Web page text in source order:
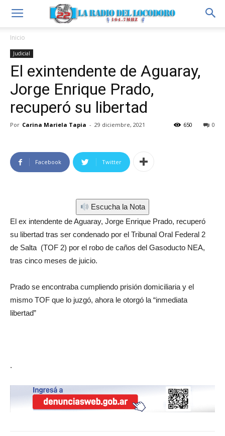
Inicio
Judicial
El exintendente de Aguaray,
Jorge Enrique Prado,
recuperó su libertad
Por Carina Mariela Tapia - 29 diciembre, 2021 0
650
Facebook Twitter
Escucha la Nota
El ex intendente de Aguaray, Jorge Enrique Prado, recuperó
su libertad tras ser condenado por el Tribunal Oral Federal 2
de Salta (TOF 2) por el robo de caños del Gasoducto NEA,
tras cinco meses de juicio.
Prado se encontraba cumpliendo prisión domiciliaria y el
mismo TOF que lo juzgó, ahora le otorgó la “inmediata
libertad”
.